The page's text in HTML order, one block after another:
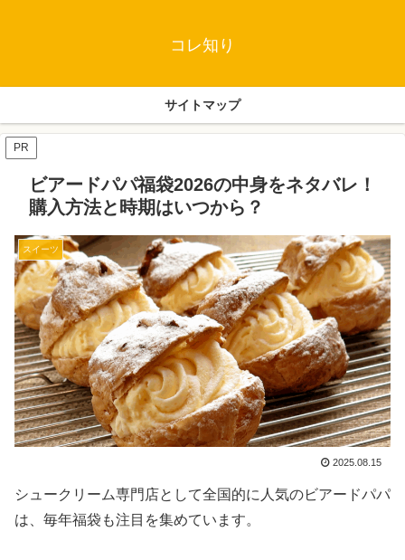
コレ知り
サイトマップ
PR
ビアードパパ福袋2026の中身をネタバレ！
購入方法と時期はいつから？
スイーツ
2025.08.15
シュークリーム専門店として全国的に人気のビアードパパ
は、毎年福袋も注目を集めています。